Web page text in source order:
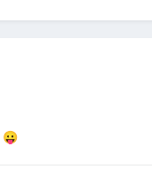
😛